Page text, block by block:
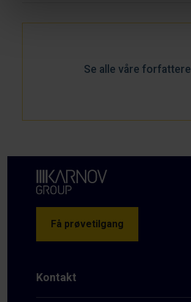
Se alle våre forfattere
Få prøvetilgang
Kontakt